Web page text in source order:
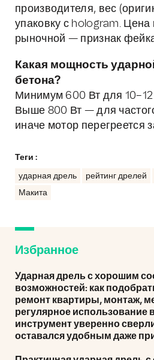
производителя, вес
упаковку с hologram. Цена
рыночной — признак
Какая мощность
бетона?
Минимум 600 Вт для
Выше 800 Вт — для
иначе мотор перегреется
Теги :
ударная дрель рейтинг дрелей
Макита
Избранное
Ударная дрель с хорошим
возможностей: как
ремонт квартиры, монтаж,
регулярное использование
инструмент уверенно
оставался удобным даже